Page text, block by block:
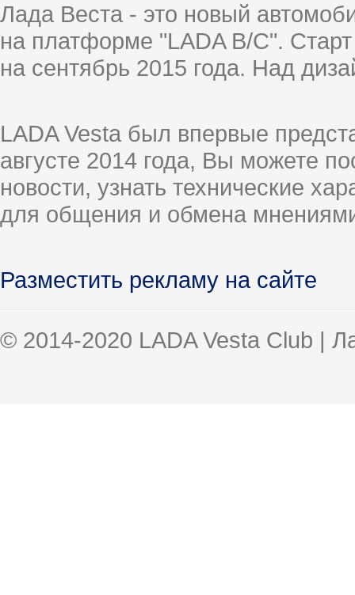
Лада Веста - это новый
на платформе "LADA B/C".
на сентябрь 2015 года. Над
LADA Vesta был впервые
августе 2014 года, Вы можете
новости, узнать технические
для общения и обмена
Разместить рекламу на сайте
© 2014-2020 LADA Vesta Club |